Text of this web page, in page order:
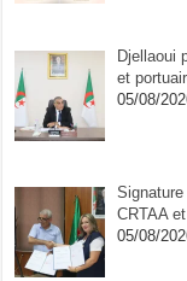
Djellaoui
et
05/08/
CRTAA
05/08/